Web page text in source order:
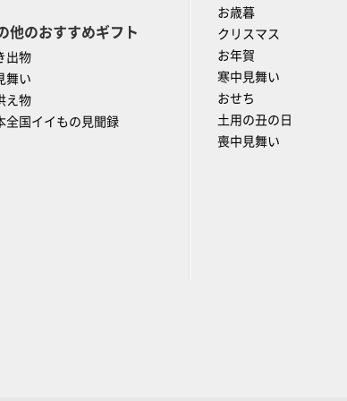
他のおすすめギフト
出物
舞い
え物
全国イイもの見聞録
お歳暮
クリスマス
お年賀
寒中見舞い
おせち
土用の丑の日
喪中見舞い